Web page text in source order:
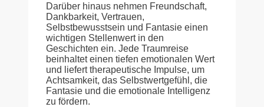
Darüber hinaus nehmen Freundschaft,
Dankbarkeit, Vertrauen,
Selbstbewusstsein und Fantasie einen
wichtigen Stellenwert in den
Geschichten ein. Jede Traumreise
beinhaltet einen tiefen emotionalen Wert
und liefert therapeutische Impulse, um
Achtsamkeit, das Selbstwertgefühl, die
Fantasie und die emotionale Intelligenz
zu fördern.